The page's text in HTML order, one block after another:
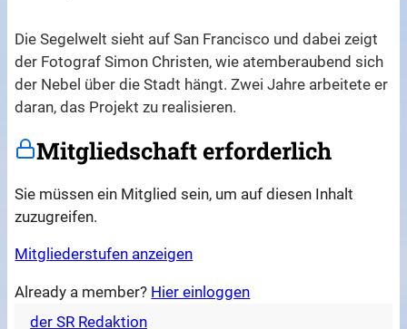
Die Segelwelt sieht auf San Francisco und dabei zeigt
der Fotograf Simon Christen, wie atemberaubend sich
der Nebel über die Stadt hängt. Zwei Jahre arbeitete er
daran, das Projekt zu realisieren.
Mitgliedschaft erforderlich
Sie müssen ein Mitglied sein, um auf diesen Inhalt
zuzugreifen.
Mitgliederstufen anzeigen
Already a member? Hier einloggen
der SR Redaktion